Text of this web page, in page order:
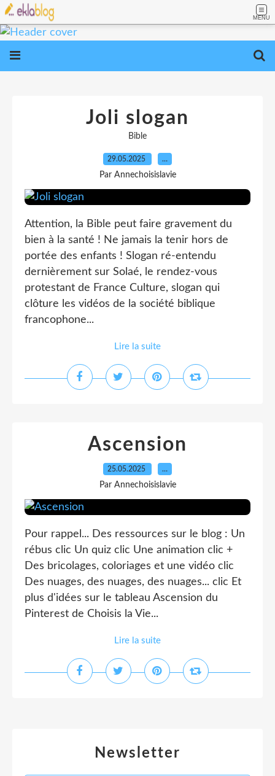
MENU
Joli slogan
Bible
29.05.2025 …
Par Annechoisislavie
Attention, la Bible peut faire gravement du
bien à la santé ! Ne jamais la tenir hors de
portée des enfants ! Slogan ré-entendu
dernièrement sur Solaé, le rendez-vous
protestant de France Culture, slogan qui
clôture les vidéos de la société biblique
francophone...
Lire la suite
Ascension
25.05.2025 …
Par Annechoisislavie
Pour rappel... Des ressources sur le blog : Un
rébus clic Un quiz clic Une animation clic +
Des bricolages, coloriages et une vidéo clic
Des nuages, des nuages, des nuages... clic Et
plus d'idées sur le tableau Ascension du
Pinterest de Choisis la Vie...
Lire la suite
Newsletter